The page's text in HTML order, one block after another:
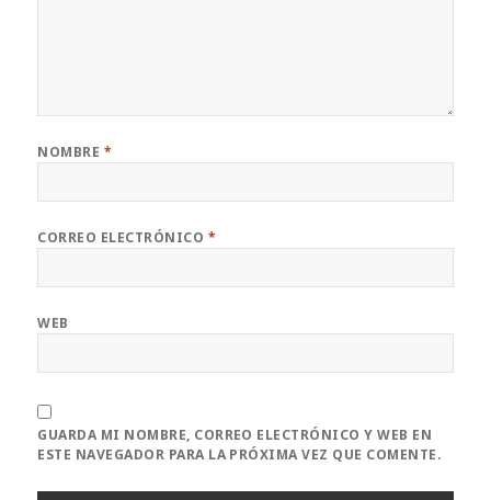
NOMBRE *
CORREO ELECTRÓNICO *
WEB
GUARDA MI NOMBRE, CORREO ELECTRÓNICO Y WEB EN
ESTE NAVEGADOR PARA LA PRÓXIMA VEZ QUE COMENTE.